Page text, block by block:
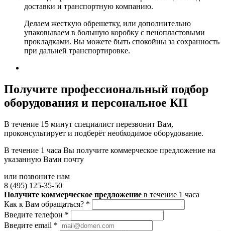
доставки и транспортную компанию.
Делаем жесткую обрешетку, или дополнительно
упаковываем в большую коробку с пенопластовыми
прокладками. Вы можете быть спокойны за сохранность
при дальней транспортировке.
Получите профессиональный подбор
оборудования и персональное КП
В течение 15 минут специалист перезвонит Вам,
проконсультирует и подберёт необходимое оборудование.
В течение 1 часа Вы получите коммерческое предложение на
указанную Вами почту
или позвоните нам
8 (495) 125-35-50
Получите коммерческое предложение в течение 1 часа
Как к Вам обращаться? *
Введите телефон *
Введите email *